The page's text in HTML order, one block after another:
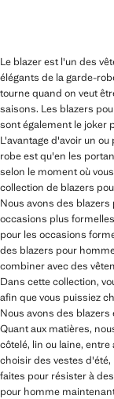
Le blazer est l'un des
élégants de la garde-
tourne quand on veut
saisons. Les blazers
sont également le joker
L'avantage d'avoir un
robe est qu'en les
selon le moment où
collection de blazers
Nous avons des
occasions plus
pour les occasions
des blazers pour
combiner avec des
Dans cette collection,
afin que vous puissiez
Nous avons des blazers
Quant aux matières,
côtelé, lin ou laine,
choisir des vestes
faites pour résister à
pour homme